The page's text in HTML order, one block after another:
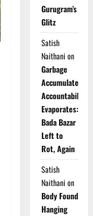
Gurugram’s
Glitz
Satish
Naithani on
Garbage
Accumulates,
Accountability
Evaporates:
Bada Bazar
Left to
Rot, Again
Satish
Naithani on
Body Found
Hanging